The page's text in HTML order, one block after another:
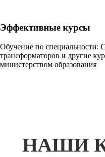
Эффективные курсы
Обучение по специальности:
трансформаторов и другие
министерством образования
НАШИ